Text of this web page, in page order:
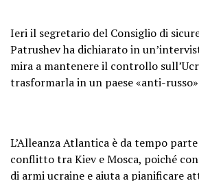
Ieri il segretario del Consiglio di
Patrushev ha dichiarato in
mira a mantenere il controllo
trasformarla in un paese «anti-
L’Alleanza Atlantica è da tempo parte
conflitto tra Kiev e Mosca, poiché
di armi ucraine e aiuta a pianificare